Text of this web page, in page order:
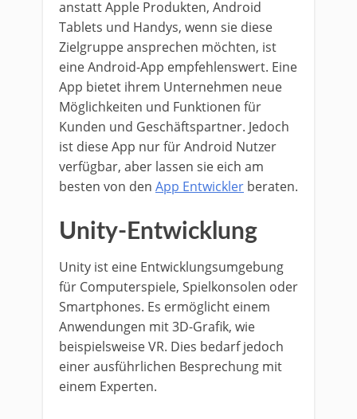
anstatt Apple Produkten, Android
Tablets und Handys, wenn sie diese
Zielgruppe ansprechen möchten, ist
eine Android-App empfehlenswert. Eine
App bietet ihrem Unternehmen neue
Möglichkeiten und Funktionen für
Kunden und Geschäftspartner. Jedoch
ist diese App nur für Android Nutzer
verfügbar, aber lassen sie eich am
besten von den App Entwickler beraten.
Unity-Entwicklung
Unity ist eine Entwicklungsumgebung
für Computerspiele, Spielkonsolen oder
Smartphones. Es ermöglicht einem
Anwendungen mit 3D-Grafik, wie
beispielsweise VR. Dies bedarf jedoch
einer ausführlichen Besprechung mit
einem Experten.